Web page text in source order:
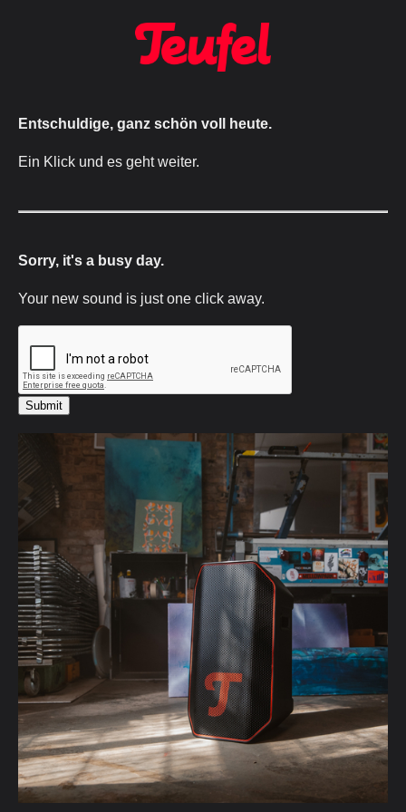
Entschuldige, ganz schön voll heute.
Ein Klick und es geht weiter.
Sorry, it's a busy day.
Your new sound is just one click away.